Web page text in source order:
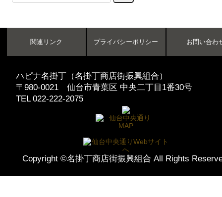
関連リンク プライバシーポリシー お問い合わ
ハピナ名掛丁（名掛丁商店街振興組合）
〒980-0021 仙台市青葉区 中央二丁目1番30号
TEL 022-222-2075
Copyright ©名掛丁商店街振興組合 All Rights